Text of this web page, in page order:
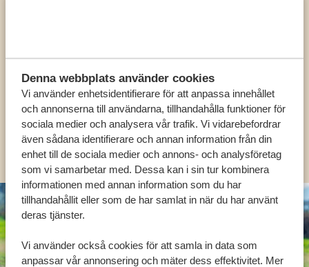
Denna webbplats använder cookies
Vi använder enhetsidentifierare för att anpassa innehållet
och annonserna till användarna, tillhandahålla funktioner för
sociala medier och analysera vår trafik. Vi vidarebefordrar
även sådana identifierare och annan information från din
enhet till de sociala medier och annons- och analysföretag
som vi samarbetar med. Dessa kan i sin tur kombinera
informationen med annan information som du har
tillhandahållit eller som de har samlat in när du har använt
deras tjänster.
Vi använder också cookies för att samla in data som
anpassar vår annonsering och mäter dess effektivitet. Mer
SV:+31 174 788 101
OLIKA LÄNDER